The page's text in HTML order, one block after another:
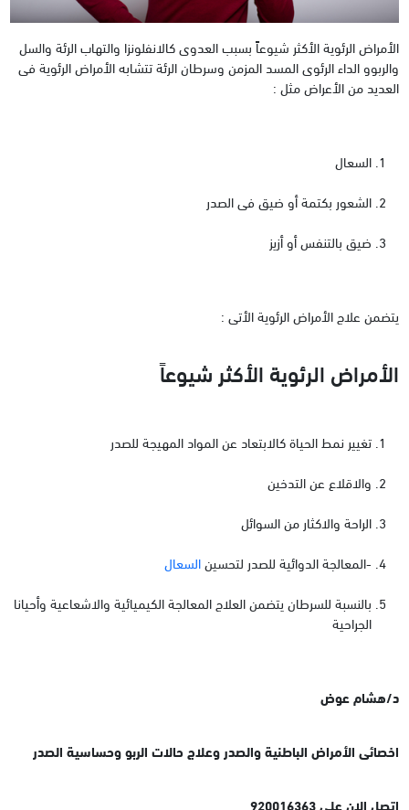
الأمراض الرئوية الأكثر شيوعاً بسبب العدوى كالانفلونزا والتهاب الرئة والسل
والربوو الداء الرئوى المسد المزمن وسرطان الرئة تتشابه الأمراض الرئوية فى
العديد من الأعراض مثل :
السعال
الشعور بكتمة أو ضيق فى الصدر
ضيق بالتنفس أو أزيز
يتضمن علاج الأمراض الرئوية الأتى :
الأمراض الرئوية الأكثر شيوعاً
تغيير نمط الحياة كالابتعاد عن المواد المهيجة للصدر
والاقلاع عن التدخين
الراحة والاكثار من السوائل
-المعالجة الدوائية للصدر لتحسينالسعال
بالنسبة للسرطان يتضمن العلاج المعالجة الكيميائية والاشعاعية وأحيانا
الجراحية
د/هشام عوض
اخصائى الأمراض الباطنية والصدر وعلاج حالات الربو وحساسية الصدر
اتصل الان على920016363